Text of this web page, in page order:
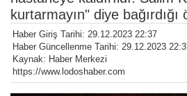
kurtarmayın" diye bağırdığı
Haber Giriş Tarihi: 29.12.2023 22:37
Haber Güncellenme Tarihi: 29.12.2023
Kaynak: Haber Merkezi
https://www.lodoshaber.com